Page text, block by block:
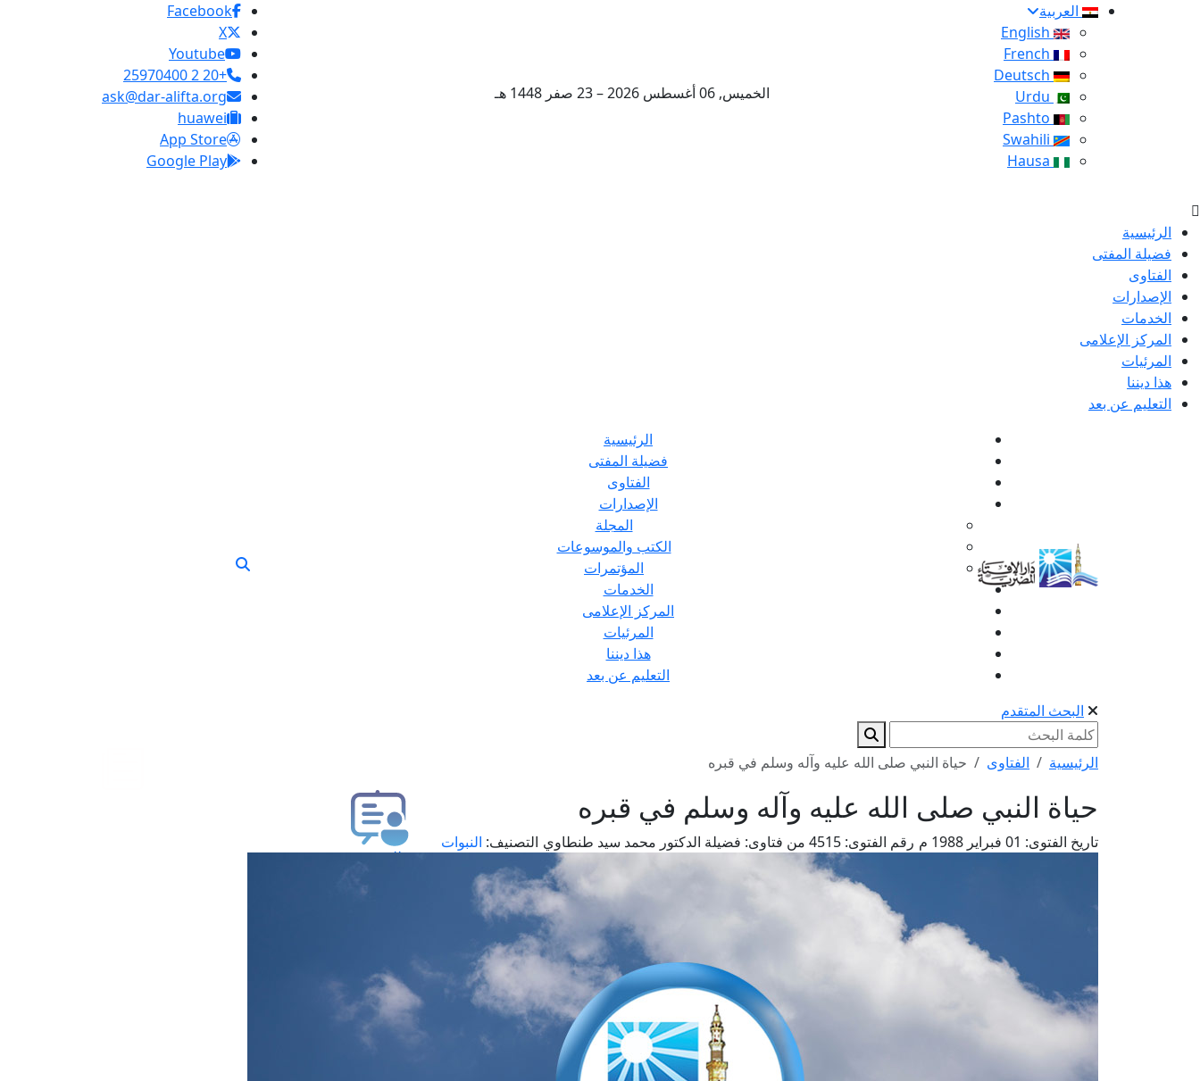
العربية
الخميس, 06 أغسطس 2026 – 23 صفر 1448 هـ
Facebook
X
Youtube
+20 2 25970400
ask@dar-alifta.org
huawei
App Store
Google Play
الرئيسية
فضيلة المفتى
الفتاوى
الإصدارات
الخدمات
المركز الإعلامى
المرئيات
هذا ديننا
التعليم عن بعد
الرئيسية
فضيلة المفتى
الفتاوى
الإصدارات
المجلة
الكتب والموسوعات
المؤتمرات
الخدمات
المركز الإعلامى
المرئيات
هذا ديننا
التعليم عن بعد
البحث المتقدم
الرئيسية الفتاوى حياة النبي صلى الله عليه وآله وسلم في قبره
حياة النبي صلى الله عليه وآله وسلم في قبره
تاريخ الفتوى: رقم الفتوى: من فتاوى: فضيلة الدكتور محمد سيد طنطاوي التصنيف: النبوات
طلب فتوى
حجز موعد